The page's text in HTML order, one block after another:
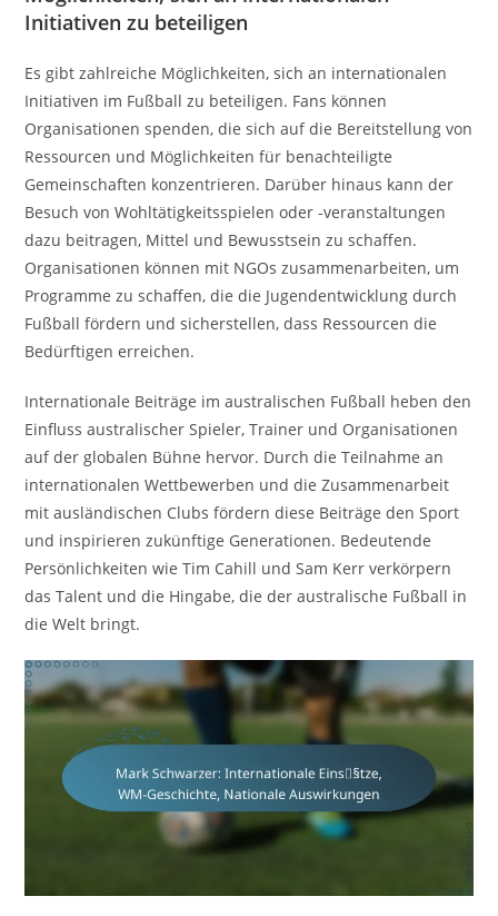
Initiativen zu beteiligen
Es gibt zahlreiche Möglichkeiten, sich an internationalen
Initiativen im Fußball zu beteiligen. Fans können
Organisationen spenden, die sich auf die Bereitstellung von
Ressourcen und Möglichkeiten für benachteiligte
Gemeinschaften konzentrieren. Darüber hinaus kann der
Besuch von Wohltätigkeitsspielen oder -veranstaltungen
dazu beitragen, Mittel und Bewusstsein zu schaffen.
Organisationen können mit NGOs zusammenarbeiten, um
Programme zu schaffen, die die Jugendentwicklung durch
Fußball fördern und sicherstellen, dass Ressourcen die
Bedürftigen erreichen.
Internationale Beiträge im australischen Fußball heben den
Einfluss australischer Spieler, Trainer und Organisationen
auf der globalen Bühne hervor. Durch die Teilnahme an
internationalen Wettbewerben und die Zusammenarbeit
mit ausländischen Clubs fördern diese Beiträge den Sport
und inspirieren zukünftige Generationen. Bedeutende
Persönlichkeiten wie Tim Cahill und Sam Kerr verkörpern
das Talent und die Hingabe, die der australische Fußball in
die Welt bringt.